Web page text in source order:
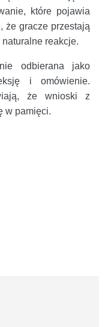
które pojawia
że gracze przestają
reakcje.
odbierana jako
i omówienie.
że wnioski z
w pamięci.